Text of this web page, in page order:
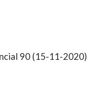
90 (15-11-2020)